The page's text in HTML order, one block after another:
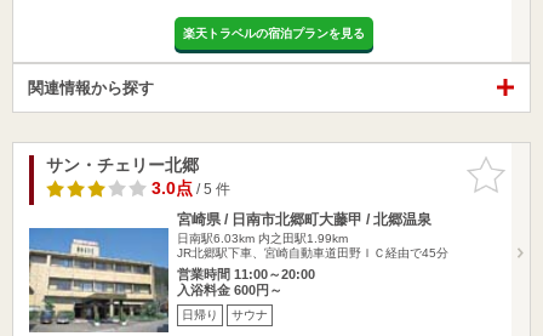
楽天トラベルの宿泊プランを見る
関連情報から探す
お気に入
りに追加
サン・チェリー北郷
3.0点/ 5 件
宮崎県 / 日南市北郷町大藤甲 / 北郷温泉
日南駅6.03km 内之田駅1.99km
JR北郷駅下車、宮崎自動車道田野ＩＣ経由で45分
営業時間 11:00～20:00
入浴料金 600円～
日帰り サウナ